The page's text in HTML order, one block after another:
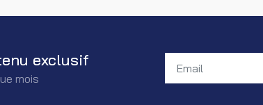
exclusif
mois